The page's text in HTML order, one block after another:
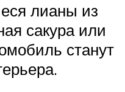
лианы из
сакура или
станут